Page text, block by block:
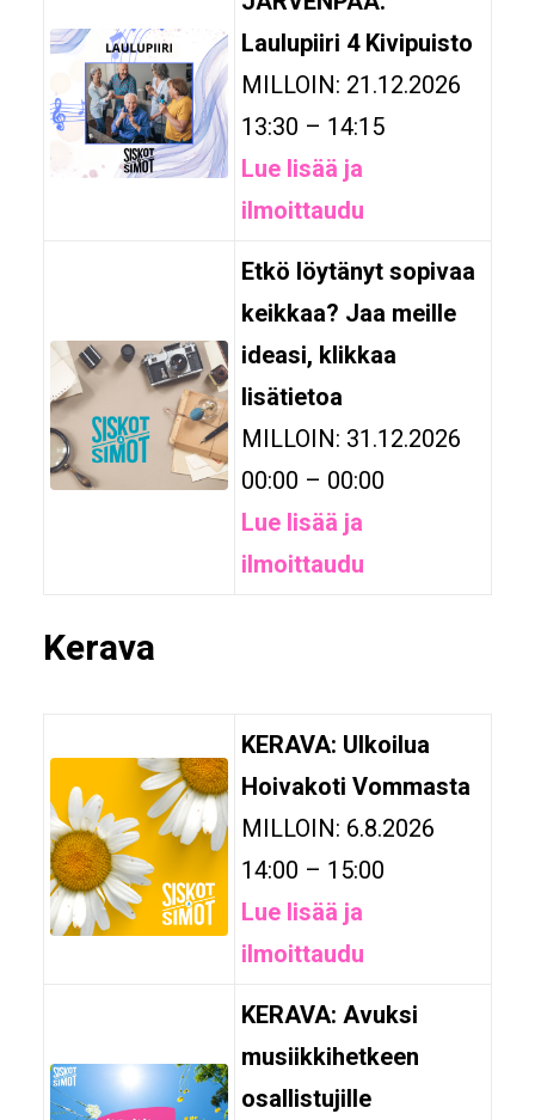
Laulupiiri 4 Kivipuisto
MILLOIN: 21.12.2026
13:30 – 14:15
Lue lisää ja
ilmoittaudu
Etkö löytänyt sopivaa
keikkaa? Jaa meille
ideasi, klikkaa
lisätietoa
MILLOIN: 31.12.2026
00:00 – 00:00
Lue lisää ja
ilmoittaudu
Kerava
KERAVA: Ulkoilua
Hoivakoti Vommasta
MILLOIN: 6.8.2026
14:00 – 15:00
Lue lisää ja
ilmoittaudu
KERAVA: Avuksi
musiikkihetkeen
osallistujille